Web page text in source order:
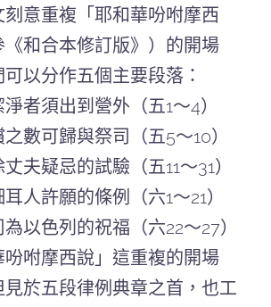
意重複「耶和華吩咐摩西
《和合本修訂版》）的開場
可以分作五個主要段落：
者須出到營外（五1～4）
數可歸與祭司（五5～10）
夫疑忌的試驗（五11～31）
人許願的條例（六1～21）
以色列的祝福（六22～27）
吩咐摩西說」這重複的開場
見於五段律例典章之首，也工